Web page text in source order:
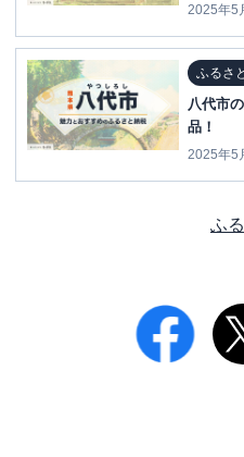
2025年5
ふるさ
八代市
品！
2025年5
ふ